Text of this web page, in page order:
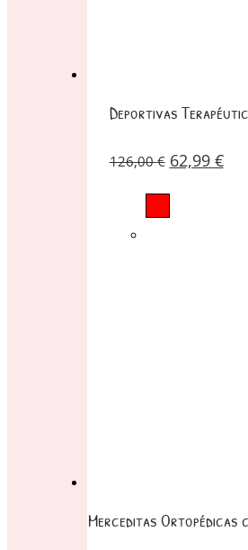
Deportivas
126,00€ 62,99 €
Merceditas Ortopédicas